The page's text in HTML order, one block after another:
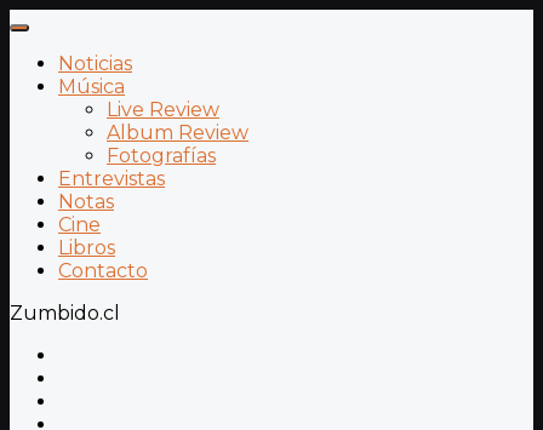
Noticias
Música
Live Review
Album Review
Fotografías
Entrevistas
Notas
Cine
Libros
Contacto
Zumbido.cl